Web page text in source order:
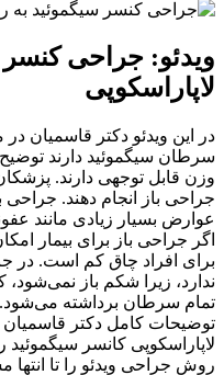
ویدئو: جراحی
لاپاراسکوپی
سرطان سیگموئید دارند
وزن قابل توجهی دارند.
جراحی باز انجام دهند. جراحی
عوارض بسیار زیادی مانند
اگر جراحی باز برای بیمار
برای افراد چاق کم است. در
ندارد، زیرا شکم باز
تمام سرطان برداشته می‌شود.
توضیحات کامل دکتر
لاپاراسکوپی کانسر
روش جراحی ویدئو را تا انتها